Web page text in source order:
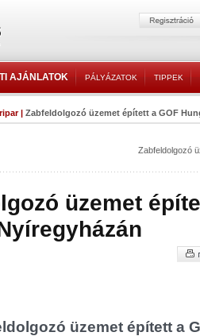
AJÁNLATOK PÁLYÁZATOK TIPPEK
| Zabfeldolgozó üzemet épített a GOF
Zabfeldolgozó
üzemet
üzemet épített a